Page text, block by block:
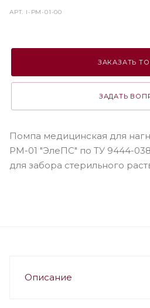
АРТ. I-PM-01-00
ЗАКАЗАТЬ
ЗАДАТЬ
Помпа медицинская для
PM-01 "ЭлеПС" по ТУ 9444-
для забора стерильного
Описание